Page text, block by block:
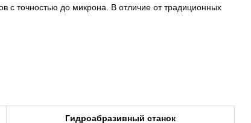
с точностью до микрона. В отличие от традиционных
Гидроабразивный станок